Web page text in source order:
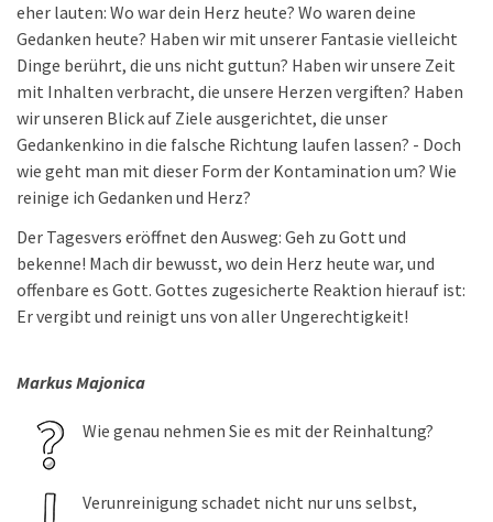
eher lauten: Wo war dein Herz heute? Wo waren deine
Gedanken heute? Haben wir mit unserer Fantasie vielleicht
Dinge berührt, die uns nicht guttun? Haben wir unsere Zeit
mit Inhalten verbracht, die unsere Herzen vergiften? Haben
wir unseren Blick auf Ziele ausgerichtet, die unser
Gedankenkino in die falsche Richtung laufen lassen? - Doch
wie geht man mit dieser Form der Kontamination um? Wie
reinige ich Gedanken und Herz?
Der Tagesvers eröffnet den Ausweg: Geh zu Gott und
bekenne! Mach dir bewusst, wo dein Herz heute war, und
offenbare es Gott. Gottes zugesicherte Reaktion hierauf ist:
Er vergibt und reinigt uns von aller Ungerechtigkeit!
Markus Majonica
Wie genau nehmen Sie es mit der Reinhaltung?
Verunreinigung schadet nicht nur uns selbst,